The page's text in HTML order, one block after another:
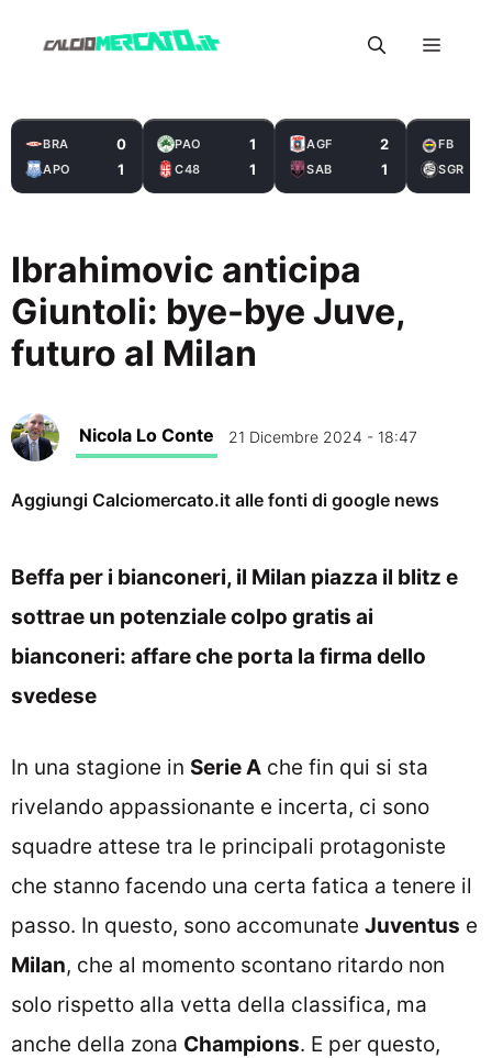
Menu
BRA 0
APO 1
PAO 1
C48 1
AGF 2
SAB 1
FB
SGR
Ibrahimovic anticipa
Giuntoli: bye-bye Juve,
futuro al Milan
Nicola Lo Conte 21 Dicembre 2024 - 18:47
Aggiungi Calciomercato.it alle fonti di google news
Beffa per i bianconeri, il Milan piazza il blitz e
sottrae un potenziale colpo gratis ai
bianconeri: affare che porta la firma dello
svedese
In una stagione in Serie A che fin qui si sta
rivelando appassionante e incerta, ci sono
squadre attese tra le principali protagoniste
che stanno facendo una certa fatica a tenere il
passo. In questo, sono accomunate Juventus e
Milan, che al momento scontano ritardo non
solo rispetto alla vetta della classifica, ma
anche della zona Champions. E per questo,